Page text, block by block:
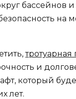
бассейнов
на
тротуарная
и
который
лет.